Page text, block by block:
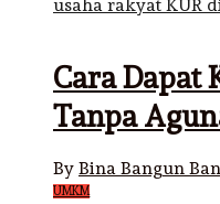
Cara Dapat
Tanpa
By Bina Bangun
UMKM